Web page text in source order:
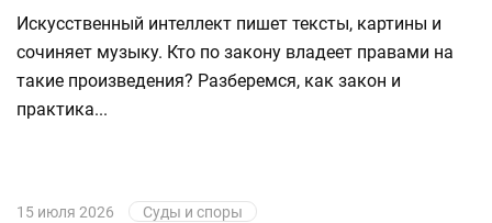
Искусственный интеллект пишет тексты, картины и
сочиняет музыку. Кто по закону владеет правами на
такие произведения? Разберемся, как закон и
практика...
15 июля 2026 Суды и споры